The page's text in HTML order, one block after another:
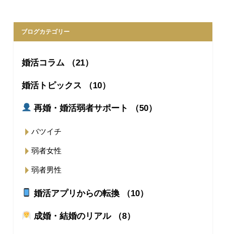
ブログカテゴリー
婚活コラム （21）
婚活トピックス （10）
再婚・婚活弱者サポート （50）
バツイチ
弱者女性
弱者男性
婚活アプリからの転換 （10）
成婚・結婚のリアル （8）